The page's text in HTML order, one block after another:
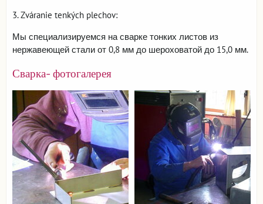
3. Zváranie tenkých plechov:
Мы специализируемся на сварке тонких листов из
нержавеющей стали от 0,8 мм до шероховатой до 15,0 мм.
Сварка- фотогалерея